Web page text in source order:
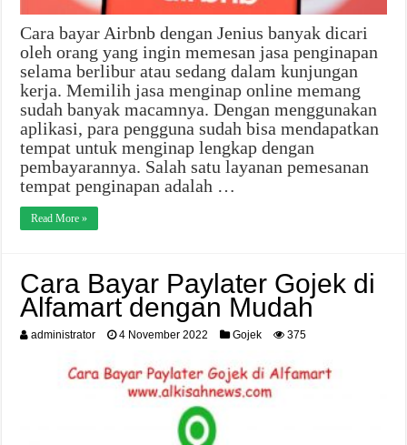
Cara bayar Airbnb dengan Jenius banyak dicari
oleh orang yang ingin memesan jasa penginapan
selama berlibur atau sedang dalam kunjungan
kerja. Memilih jasa menginap online memang
sudah banyak macamnya. Dengan menggunakan
aplikasi, para pengguna sudah bisa mendapatkan
tempat untuk menginap lengkap dengan
pembayarannya. Salah satu layanan pemesanan
tempat penginapan adalah …
Read More »
Cara Bayar Paylater Gojek di
Alfamart dengan Mudah
administrator 4 November 2022 Gojek 375